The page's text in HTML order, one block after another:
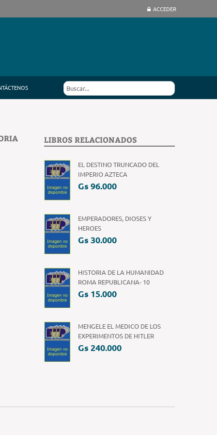
ACCEDER
LIBROS RELACIONADOS
EL DESTINO TRUNCADO DEL
IMPERIO AZTECA
Gs 96.000
EMPERADORES, DIOSES Y
HEROES
Gs 30.000
HISTORIA DE LA HUMANIDAD
ROMA REPUBLICANA- 10
Gs 15.000
MENGELE EL MEDICO DE LOS
EXPERIMENTOS DE HITLER
Gs 240.000